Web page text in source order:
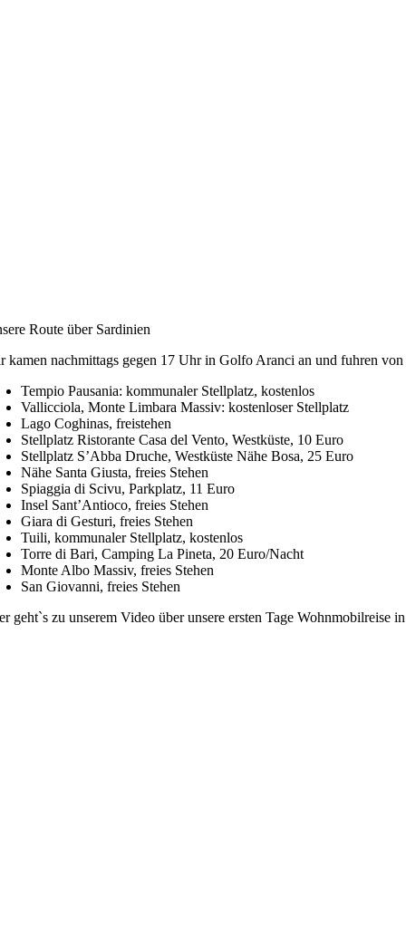
Route über Sardinien
kamen nachmittags gegen 17 Uhr in Golfo Aranci an und fuhren
Tempio Pausania: kommunaler Stellplatz, kostenlos
Vallicciola, Monte Limbara Massiv: kostenloser Stellplatz
Lago Coghinas, freistehen
Stellplatz Ristorante Casa del Vento, Westküste, 10 Euro
Stellplatz S’Abba Druche, Westküste Nähe Bosa, 25 Euro
Nähe Santa Giusta, freies Stehen
Spiaggia di Scivu, Parkplatz, 11 Euro
Insel Sant’Antioco, freies Stehen
Giara di Gesturi, freies Stehen
Tuili, kommunaler Stellplatz, kostenlos
Torre di Bari, Camping La Pineta, 20 Euro/Nacht
Monte Albo Massiv, freies Stehen
San Giovanni, freies Stehen
geht`s zu unserem Video über unsere ersten Tage Wohnmobilreise